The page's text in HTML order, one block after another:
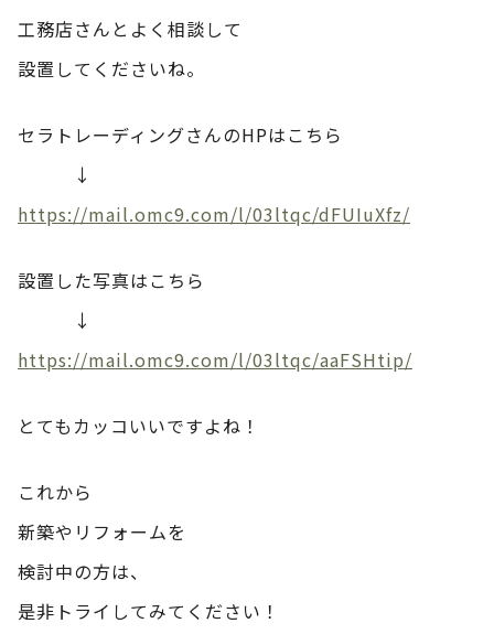
工務店さんとよく相談して
設置してくださいね。
セラトレーディングさんのHPはこちら
↓
https://mail.omc9.com/l/03ltqc/dFUIuXfz/
設置した写真はこちら
↓
https://mail.omc9.com/l/03ltqc/aaFSHtip/
とてもカッコいいですよね！
これから
新築やリフォームを
検討中の方は、
是非トライしてみてください！